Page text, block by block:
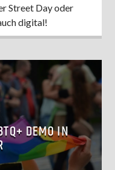
Street Day oder
digital!
DEMO IN